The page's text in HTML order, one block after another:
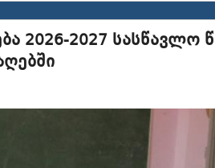
2026-2027 სასწავლო